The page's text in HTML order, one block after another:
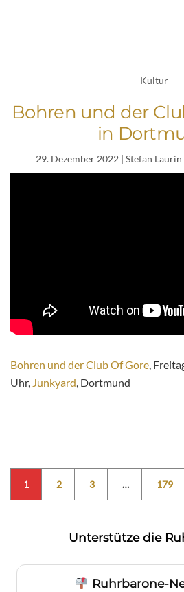
Kultur
Bohren und der
in
29. Dezember 2022 | Stefan Laurin
Bohren und der Club Of Gore,
Uhr, Junkyard, Dortmund
1 2 3 … 179
Unterstütze die
Ruhrbarone-